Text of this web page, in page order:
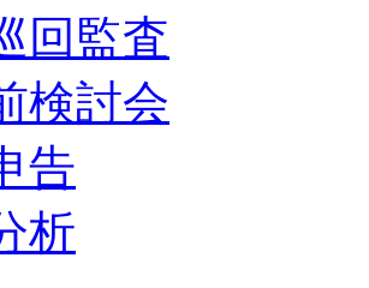
回監査
検討会
告
析